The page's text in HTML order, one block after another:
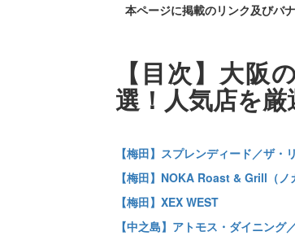
本ページに掲載のリンク及びバ
【目次】大阪
選！人気店を厳
【梅田】スプレンディード／ザ・
【梅田】NOKA Roast & Grill（
【梅田】XEX WEST
【中之島】アトモス・ダイニング